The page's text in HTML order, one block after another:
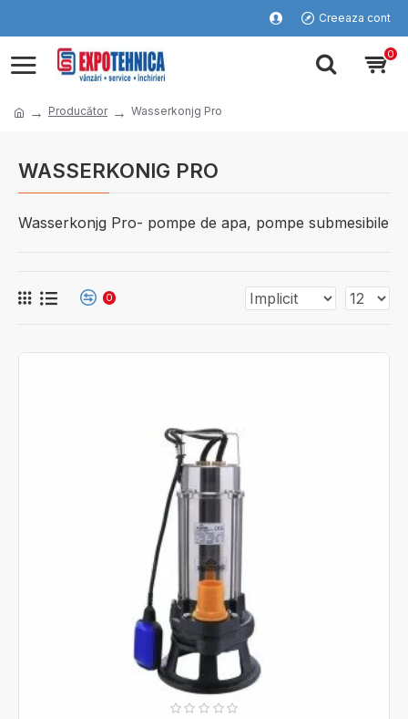
Creeaza cont
0
Producător Wasserkonjg Pro
WASSERKONIG PRO
Wasserkonjg Pro- pompe de apa, pompe submesibile
0